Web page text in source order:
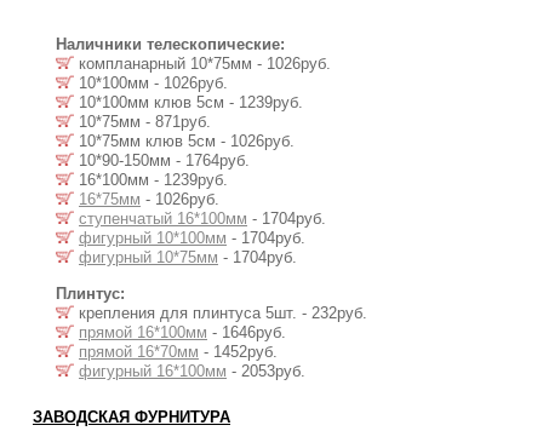
Наличники телескопические:
компланарный 10*75мм - 1026руб.
10*100мм - 1026руб.
10*100мм клюв 5см - 1239руб.
10*75мм - 871руб.
10*75мм клюв 5см - 1026руб.
10*90-150мм - 1764руб.
16*100мм - 1239руб.
16*75мм - 1026руб.
ступенчатый 16*100мм - 1704руб.
фигурный 10*100мм - 1704руб.
фигурный 10*75мм - 1704руб.
Плинтус:
крепления для плинтуса 5шт. - 232руб.
прямой 16*100мм - 1646руб.
прямой 16*70мм - 1452руб.
фигурный 16*100мм - 2053руб.
ЗАВОДСКАЯ ФУРНИТУРА